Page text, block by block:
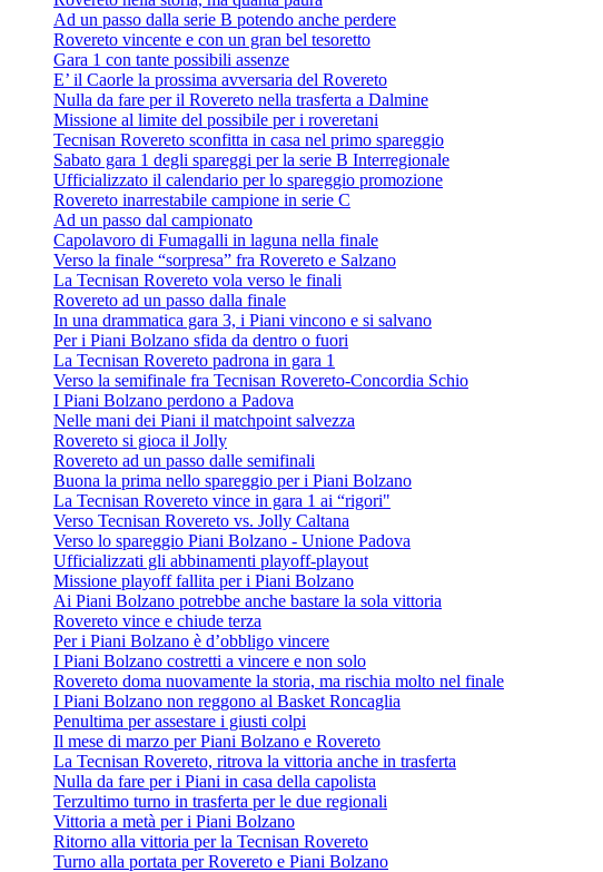
Ad un passo dalla serie B potendo anche perdere
Rovereto vincente e con un gran bel tesoretto
Gara 1 con tante possibili assenze
E’ il Caorle la prossima avversaria del Rovereto
Nulla da fare per il Rovereto nella trasferta a Dalmine
Missione al limite del possibile per i roveretani
Tecnisan Rovereto sconfitta in casa nel primo spareggio
Sabato gara 1 degli spareggi per la serie B Interregionale
Ufficializzato il calendario per lo spareggio promozione
Rovereto inarrestabile campione in serie C
Ad un passo dal campionato
Capolavoro di Fumagalli in laguna nella finale
Verso la finale “sorpresa” fra Rovereto e Salzano
La Tecnisan Rovereto vola verso le finali
Rovereto ad un passo dalla finale
In una drammatica gara 3, i Piani vincono e si salvano
Per i Piani Bolzano sfida da dentro o fuori
La Tecnisan Rovereto padrona in gara 1
Verso la semifinale fra Tecnisan Rovereto-Concordia Schio
I Piani Bolzano perdono a Padova
Nelle mani dei Piani il matchpoint salvezza
Rovereto si gioca il Jolly
Rovereto ad un passo dalle semifinali
Buona la prima nello spareggio per i Piani Bolzano
La Tecnisan Rovereto vince in gara 1 ai “rigori"
Verso Tecnisan Rovereto vs. Jolly Caltana
Verso lo spareggio Piani Bolzano - Unione Padova
Ufficializzati gli abbinamenti playoff-playout
Missione playoff fallita per i Piani Bolzano
Ai Piani Bolzano potrebbe anche bastare la sola vittoria
Rovereto vince e chiude terza
Per i Piani Bolzano è d’obbligo vincere
I Piani Bolzano costretti a vincere e non solo
Rovereto doma nuovamente la storia, ma rischia molto nel finale
I Piani Bolzano non reggono al Basket Roncaglia
Penultima per assestare i giusti colpi
Il mese di marzo per Piani Bolzano e Rovereto
La Tecnisan Rovereto, ritrova la vittoria anche in trasferta
Nulla da fare per i Piani in casa della capolista
Terzultimo turno in trasferta per le due regionali
Vittoria a metà per i Piani Bolzano
Ritorno alla vittoria per la Tecnisan Rovereto
Turno alla portata per Rovereto e Piani Bolzano